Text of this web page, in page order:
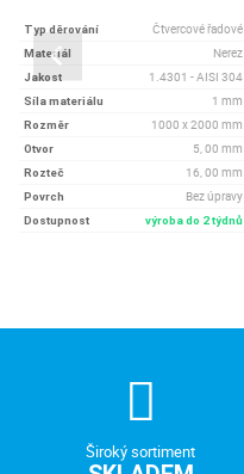
Typ děrování Čtvercové řadové
Materiál Nerez
Jakost 1.4301 - AISI 304
Síla materiálu 1 mm
Rozměr 1000 x 2000 mm
Otvor 5, 00 mm
Rozteč 16, 00 mm
Povrch Bez úpravy
Dostupnost výroba do 2 týdnů
Široký sortiment